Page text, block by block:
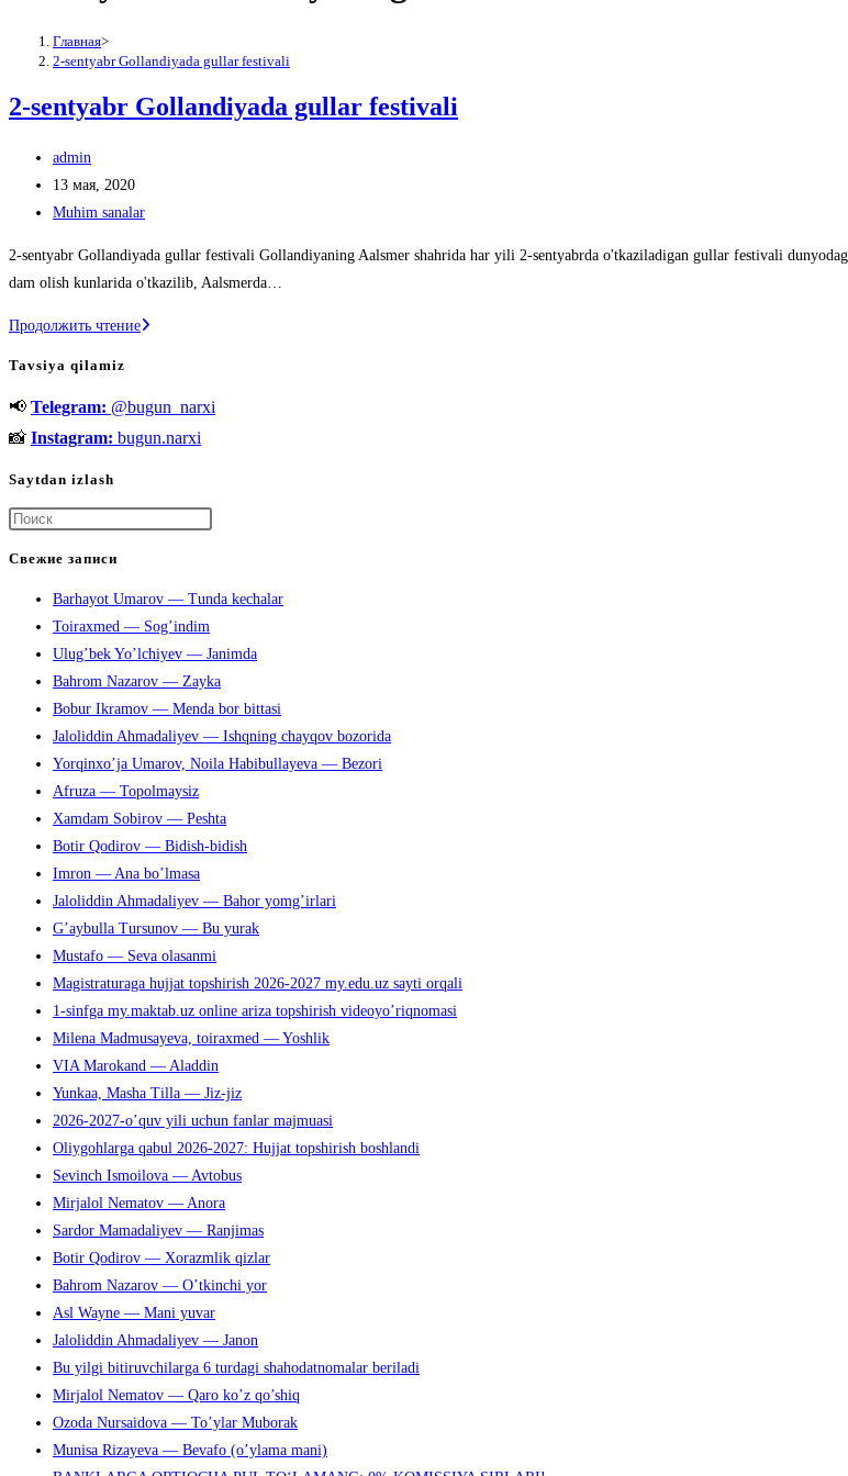
Главная>
2-sentyabr Gollandiyada gullar festivali
2-sentyabr Gollandiyada gullar festivali
Автор
записи:
admin
Запись
опубликована:
13 мая, 2020
Рубрика
Muhim sanalar
2-sentyabr Gollandiyada gullar festivali Gollandiyaning Aalsmer shahrida har yili 2-sentyabrda o'tkaziladigan gullar festivali
dam olish kunlarida o'tkazilib, Aalsmerda…
Продолжить чтение2-
gullar
festivali
Tavsiya qilamiz
📢 Telegram: @bugun_narxi
📸 Instagram: bugun.narxi
Saytdan izlash
чтобы
панель
поиска.
Свежие записи
Barhayot Umarov — Tunda kechalar
Toiraxmed — Sog’indim
Ulug’bek Yo’lchiyev — Janimda
Bahrom Nazarov — Zayka
Bobur Ikramov — Menda bor bittasi
Jaloliddin Ahmadaliyev — Ishqning chayqov bozorida
Yorqinxo’ja Umarov, Noila Habibullayeva — Bezori
Afruza — Topolmaysiz
Xamdam Sobirov — Peshta
Botir Qodirov — Bidish-bidish
Imron — Ana bo’lmasa
Jaloliddin Ahmadaliyev — Bahor yomg’irlari
G’aybulla Tursunov — Bu yurak
Mustafo — Seva olasanmi
Magistraturaga hujjat topshirish 2026-2027 my.edu.uz sayti orqali
1-sinfga my.maktab.uz online ariza topshirish videoyo’riqnomasi
Milena Madmusayeva, toiraxmed — Yoshlik
VIA Marokand — Aladdin
Yunkaa, Masha Tilla — Jiz-jiz
2026-2027-o’quv yili uchun fanlar majmuasi
Oliygohlarga qabul 2026-2027: Hujjat topshirish boshlandi
Sevinch Ismoilova — Avtobus
Mirjalol Nematov — Anora
Sardor Mamadaliyev — Ranjimas
Botir Qodirov — Xorazmlik qizlar
Bahrom Nazarov — O’tkinchi yor
Asl Wayne — Mani yuvar
Jaloliddin Ahmadaliyev — Janon
Bu yilgi bitiruvchilarga 6 turdagi shahodatnomalar beriladi
Mirjalol Nematov — Qaro ko’z qo’shiq
Ozoda Nursaidova — To’ylar Muborak
Munisa Rizayeva — Bevafo (o’ylama mani)